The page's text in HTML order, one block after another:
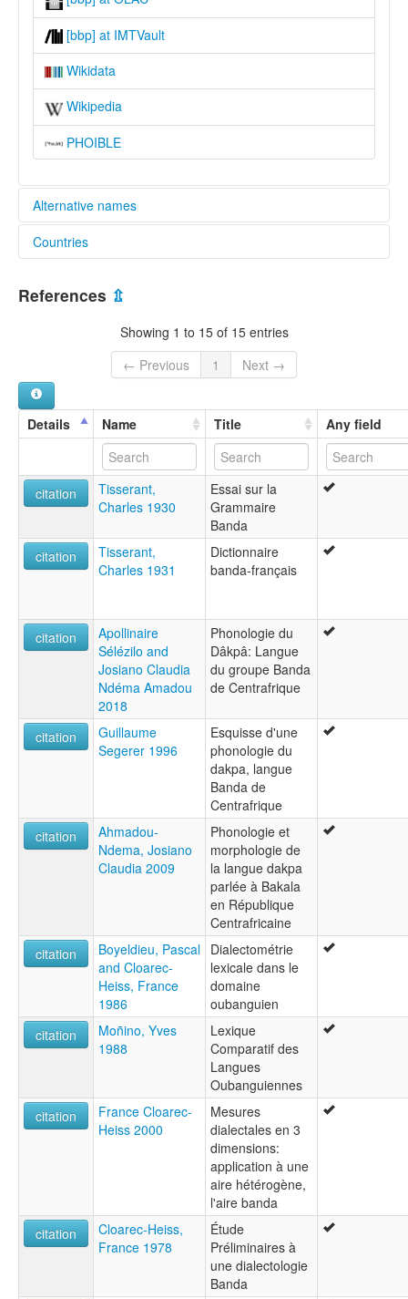
[bbp] at IMTVault
Wikidata
Wikipedia
PHOIBLE
Alternative names
lexvo:
multitree:
Banda, West Central
West Central Banda
Countries
Central African Republic [CF]
References ⇫
Showing 1 to 15 of 15 entries
← Previous
1 Next →
Details Name Title Any field
citation
Tisserant,
Charles 1930
Essai sur la
Grammaire
Banda
citation
Tisserant,
Charles 1931
Dictionnaire
banda-français
citation
Apollinaire
Sélézilo and
Josiano Claudia
Ndéma Amadou
2018
Phonologie du
Dâkpâ: Langue
du groupe Banda
de Centrafrique
citation
Guillaume
Segerer 1996
Esquisse d'une
phonologie du
dakpa, langue
Banda de
Centrafrique
citation
Ahmadou-
Ndema, Josiano
Claudia 2009
Phonologie et
morphologie de
la langue dakpa
parlée à Bakala
en République
Centrafricaine
citation
Boyeldieu, Pascal
and Cloarec-
Heiss, France
1986
Dialectométrie
lexicale dans le
domaine
oubanguien
citation
Moñino, Yves
1988
Lexique
Comparatif des
Langues
Oubanguiennes
citation
France Cloarec-
Heiss 2000
Mesures
dialectales en 3
dimensions:
application à une
aire hétérogène,
l'aire banda
citation
Cloarec-Heiss,
France 1978
Étude
Préliminaires à
une dialectologie
Banda